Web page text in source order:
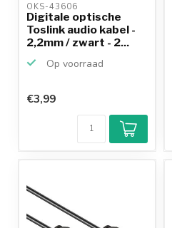
OKS-43606
Digitale optische
Toslink audio kabel -
2,2mm / zwart - 2...
Op voorraad
€3,99